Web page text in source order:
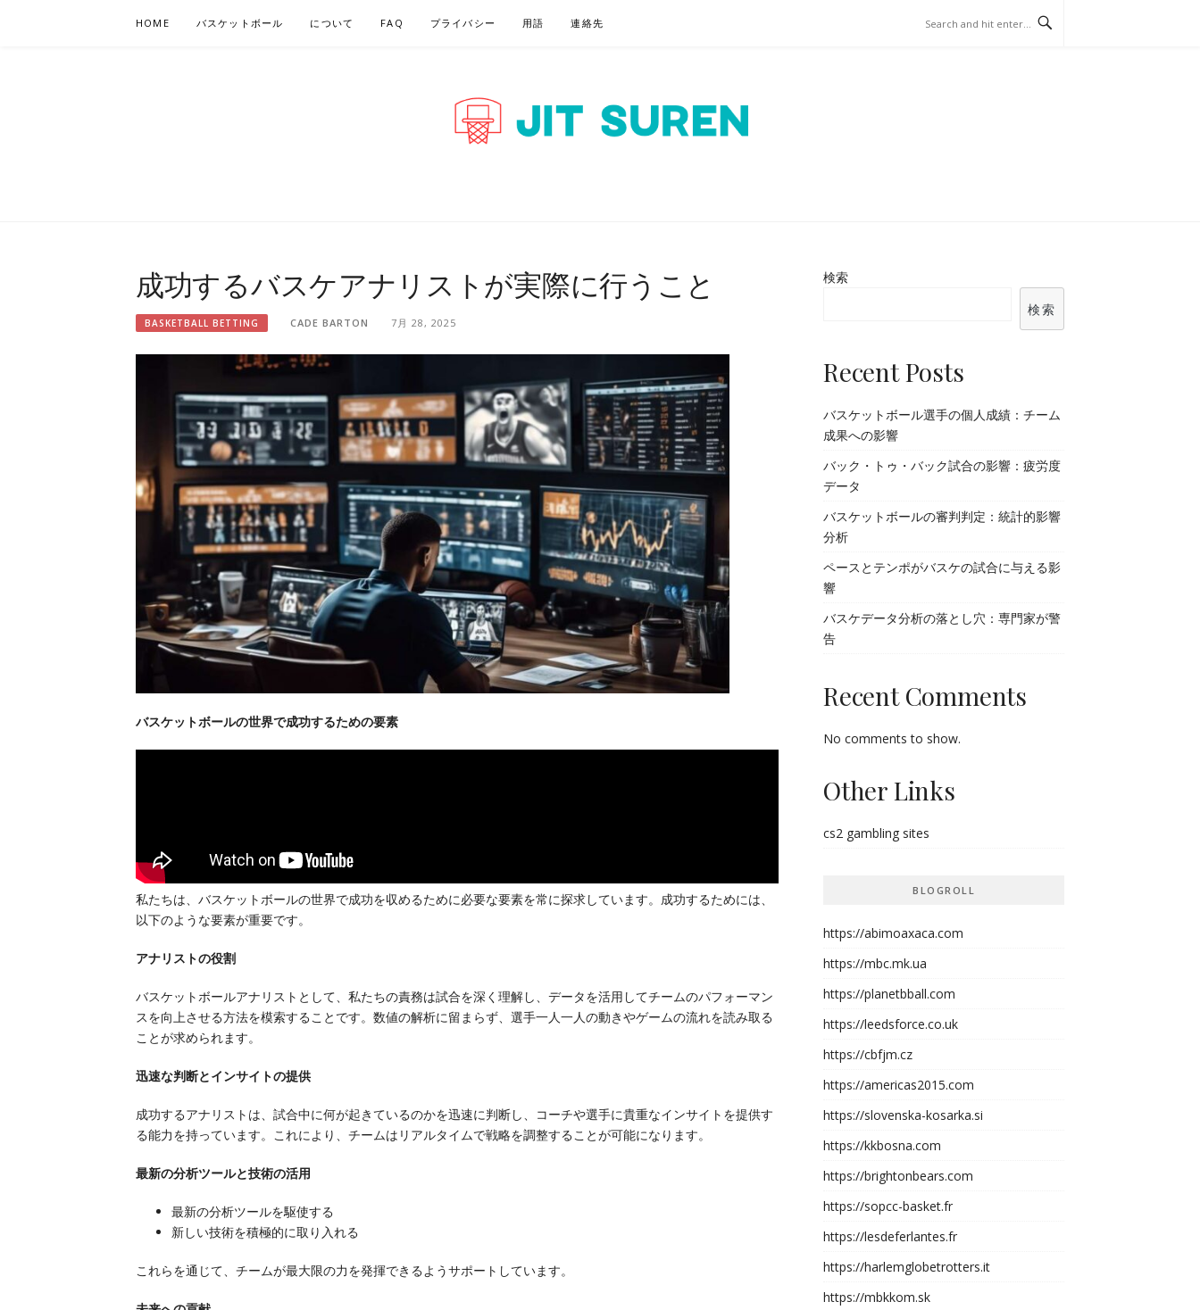
HOME バスケットボール について FAQ プライバシー 用語 連絡先
成功するバスケアナリストが実際に行うこと
BASKETBALL BETTING CADE BARTON 7月 28, 2025
バスケットボールの世界で成功するための要素
私たちは、バスケットボールの世界で成功を収めるために必要な要素を常に探求しています。成功するためには、
以下のような要素が重要です。
アナリストの役割
バスケットボールアナリストとして、私たちの責務は試合を深く理解し、データを活用してチームのパフォーマン
スを向上させる方法を模索することです。数値の解析に留まらず、選手一人一人の動きやゲームの流れを読み取る
ことが求められます。
迅速な判断とインサイトの提供
成功するアナリストは、試合中に何が起きているのかを迅速に判断し、コーチや選手に貴重なインサイトを提供す
る能力を持っています。これにより、チームはリアルタイムで戦略を調整することが可能になります。
最新の分析ツールと技術の活用
最新の分析ツールを駆使する
新しい技術を積極的に取り入れる
これらを通じて、チームが最大限の力を発揮できるようサポートしています。
検索
検索
Recent Posts
バスケットボール選手の個人成績：チーム
成果への影響
バック・トゥ・バック試合の影響：疲労度
データ
バスケットボールの審判判定：統計的影響
分析
ペースとテンポがバスケの試合に与える影
響
バスケデータ分析の落とし穴：専門家が警
告
Recent Comments
No comments to show.
Other Links
cs2 gambling sites
BLOGROLL
https://abimoaxaca.com
https://mbc.mk.ua
https://planetbball.com
https://leedsforce.co.uk
https://cbfjm.cz
https://americas2015.com
https://slovenska-kosarka.si
https://kkbosna.com
https://brightonbears.com
https://sopcc-basket.fr
https://lesdeferlantes.fr
https://harlemglobetrotters.it
https://mbkkom.sk